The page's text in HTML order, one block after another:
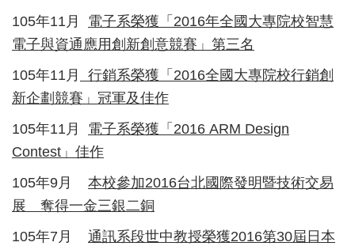
105年11月 電子系榮獲「2016年全國大專院校智慧
電子與資通應用創新創意競賽」第三名
105年11月
行銷系榮獲「2016全國大專院校行銷創
新企劃競賽」冠軍及佳作
105年11月 電子系榮獲「2016 ARM Design
Contest」佳作
105年9月 本校參加2016台北國際發明暨技術交易
展 奪得一金三銀二銅
105年7月 通訊系段世中教授榮獲2016第30屆日本